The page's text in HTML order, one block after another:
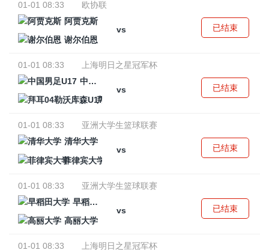
01-01 08:33
欧协联
阿贾克斯
vs
谢尔伯恩
已结束
01-01 08:33
上海明日之星冠军杯
中国男足U17
vs
拜耳04勒沃库森U17
已结束
01-01 08:33
亚洲大学生篮球联赛
清华大学
vs
菲律宾大学
已结束
01-01 08:33
亚洲大学生篮球联赛
早稻田大学
vs
高丽大学
已结束
01-01 08:33
上海明日之星冠军杯